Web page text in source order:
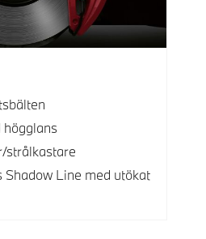
högglans
strålkastare
Line med utökat